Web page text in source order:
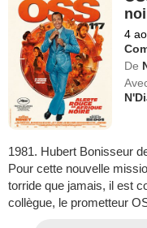
4
De
1981. Hubert Bonisseur
Pour cette nouvelle
torride que jamais, il est
collègue, le prometteur